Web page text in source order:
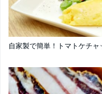
自家製で簡単！トマトケチ